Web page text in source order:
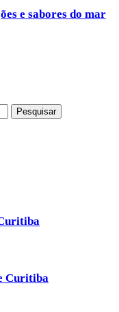
e sabores do mar
Curitiba